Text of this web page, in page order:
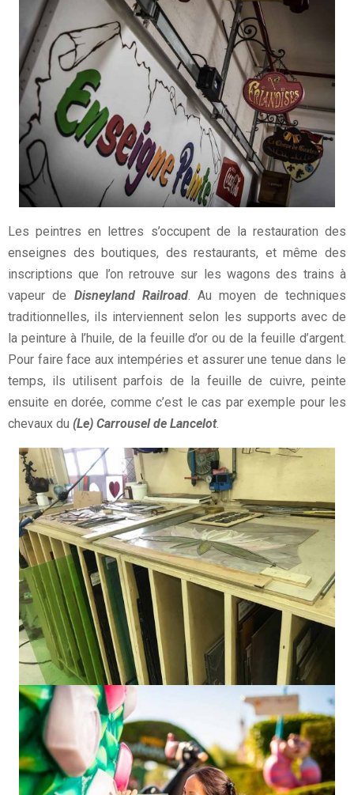
Les peintres en lettres s’occupent de la restauration des
enseignes des boutiques, des restaurants, et même des
inscriptions que l’on retrouve sur les wagons des trains à
vapeur de Disneyland Railroad. Au moyen de techniques
traditionnelles, ils interviennent selon les supports avec de
la peinture à l’huile, de la feuille d’or ou de la feuille d’argent.
Pour faire face aux intempéries et assurer une tenue dans le
temps, ils utilisent parfois de la feuille de cuivre, peinte
ensuite en dorée, comme c’est le cas par exemple pour les
chevaux du (Le) Carrousel de Lancelot.